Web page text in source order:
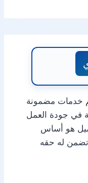
خدمات مضمونة
في جودة العمل
هو أساس
تضمن له حقه